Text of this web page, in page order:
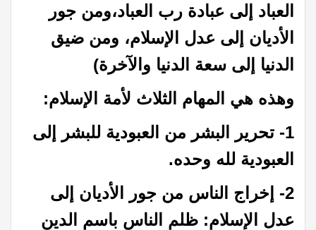
العباد إلى عبادة رب العباد،ومن جور
الأديان إلى عدل الإسلام، ومن ضيق
الدنيا إلى سعة الدنيا والآخرة)
وهذه هي المهام الثلاث لأمة الإسلام:
1- تحرير البشر من العبودية للبشر إلى
العبودية لله وحده.
2- إخراج الناس من جور الأديان إلى
عدل الإسلام: ظلم الناس باسم الدين